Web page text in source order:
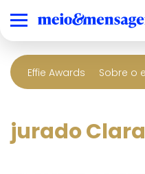
Effie Awards Sobre o
jurado